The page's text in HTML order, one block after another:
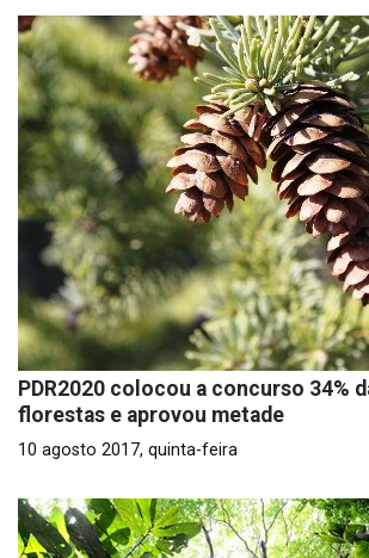
PDR2020 colocou a concurso 34%
florestas e aprovou metade
10 agosto 2017, quinta-feira